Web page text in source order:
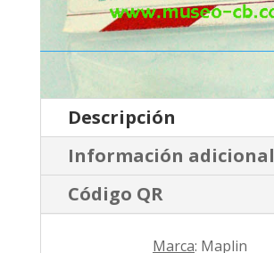
Descripción
Información adicional
Código QR
Marca: Maplin